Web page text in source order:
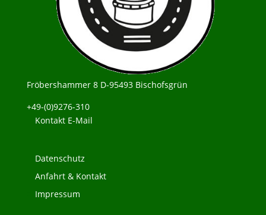
Fröbershammer 8 D-95493 Bischofsgrün
+49-(0)9276-310
Kontakt E-Mail
Datenschutz
Anfahrt & Kontakt
Impressum